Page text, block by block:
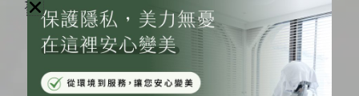
不同膚況選配不同訴求的安瓶精華。